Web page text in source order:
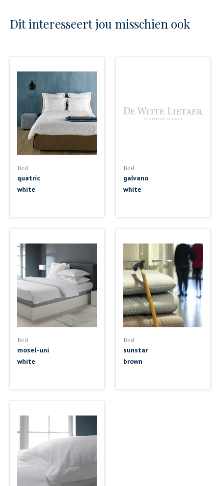
Dit interesseert jou misschien ook
Bed
quatric
white
Bed
galvano
white
Bed
mosel-uni
white
Bed
sunstar
brown